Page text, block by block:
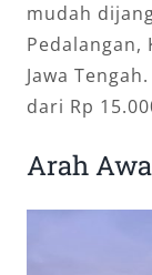
mudah
Pedalangan,
Jawa
dari Rp
Arah